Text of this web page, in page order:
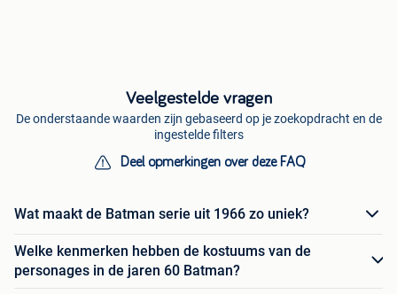
Veelgestelde vragen
De onderstaande waarden zijn gebaseerd op je zoekopdracht en de
ingestelde filters
Deel opmerkingen over deze FAQ
Wat maakt de Batman serie uit 1966 zo uniek?
Welke kenmerken hebben de kostuums van de
personages in de jaren 60 Batman?